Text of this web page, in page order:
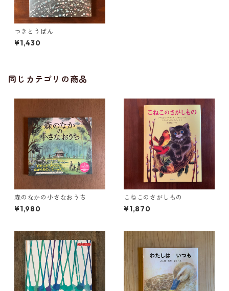
つきとうばん
¥1,430
同じカテゴリの商品
森のなかの小さなおうち
¥1,980
こねこのさがしもの
¥1,870